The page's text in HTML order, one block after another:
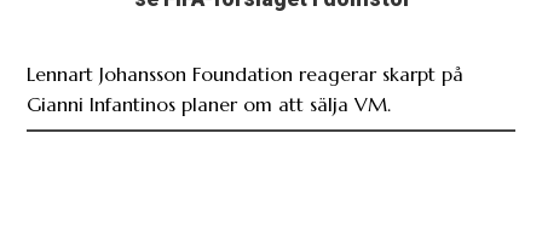
Lennart Johansson Foundation reagerar skarpt på
Gianni Infantinos planer om att sälja VM.